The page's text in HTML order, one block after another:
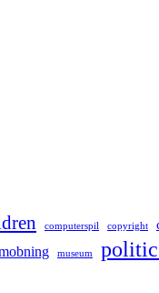
computerspil copyright
museum